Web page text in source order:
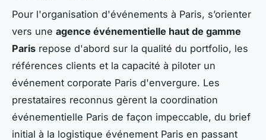
Pour l'organisation d'événements à Paris, s’orienter
vers une agence événementielle haut de gamme
Paris repose d'abord sur la qualité du portfolio, les
références clients et la capacité à piloter un
événement corporate Paris d'envergure. Les
prestataires reconnus gèrent la coordination
événementielle Paris de façon impeccable, du brief
initial à la logistique événement Paris en passant